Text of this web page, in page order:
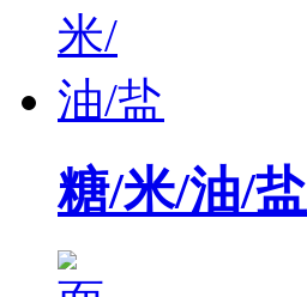
糖/米/油/盐